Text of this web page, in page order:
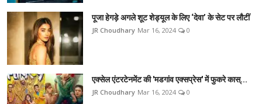
पूजा हेगड़े अगले शूट शेड्यूल के लिए ‘देवा’ के सेट पर लौटीं
JR Choudhary Mar 16, 2024 0
एक्सेल एंटरटेनमेंट की 'मडगांव एक्सप्रेस' में फुकरे कास्...
JR Choudhary Mar 16, 2024 0